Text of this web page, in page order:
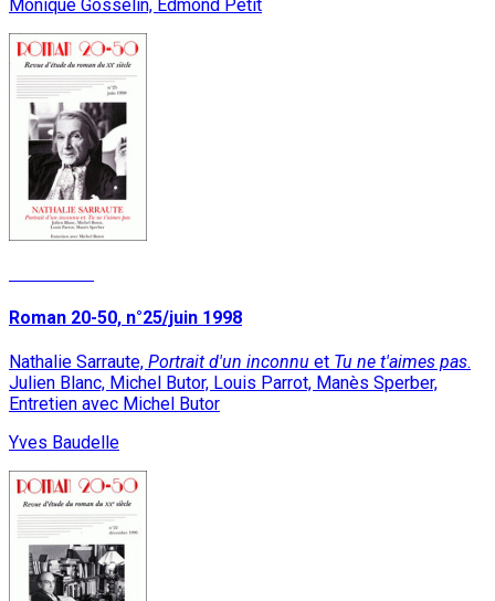
Monique Gosselin, Edmond Petit
Roman 20-50, n°25/juin 1998
Nathalie Sarraute, Portrait d'un inconnu et Tu ne t'aimes pas.
Julien Blanc, Michel Butor, Louis Parrot, Manès Sperber,
Entretien avec Michel Butor
Yves Baudelle